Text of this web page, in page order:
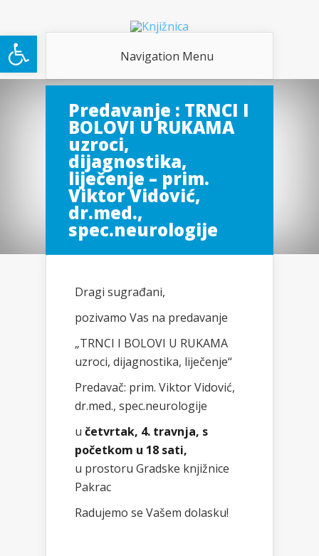
Open toolbar Navigation Menu
Predavanje : TRNCI I
BOLOVI U RUKAMA
uzroci,
dijagnostika,
liječenje – prim.
Viktor Vidović,
dr.med.,
spec.neurologije
Dragi sugrađani,
pozivamo Vas na predavanje
„TRNCI I BOLOVI U RUKAMA
uzroci, dijagnostika, liječenje“
Predavač: prim. Viktor Vidović,
dr.med., spec.neurologije
u četvrtak, 4. travnja, s
početkom u 18 sati,
u prostoru Gradske knjižnice
Pakrac
Radujemo se Vašem dolasku!